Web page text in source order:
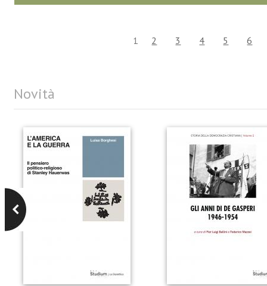
1 2 3 4 5 6
Novità